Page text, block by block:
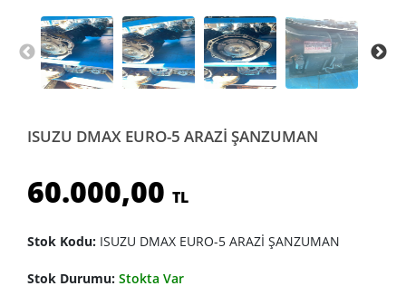
ISUZU DMAX EURO-5 ARAZİ ŞANZUMAN
60.000,00 TL
Stok Kodu: ISUZU DMAX EURO-5 ARAZİ ŞANZUMAN
Stok Durumu: Stokta Var